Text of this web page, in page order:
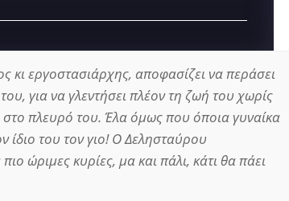
εργοστασιάρχης, αποφασίζει να περάσει
για να γλεντήσει πλέον τη ζωή του χωρίς
πλευρό του. Έλα όμως που όποια γυναίκα
ίδιο του τον γιο! Ο Δελησταύρου
ώριμες κυρίες, μα και πάλι, κάτι θα πάει